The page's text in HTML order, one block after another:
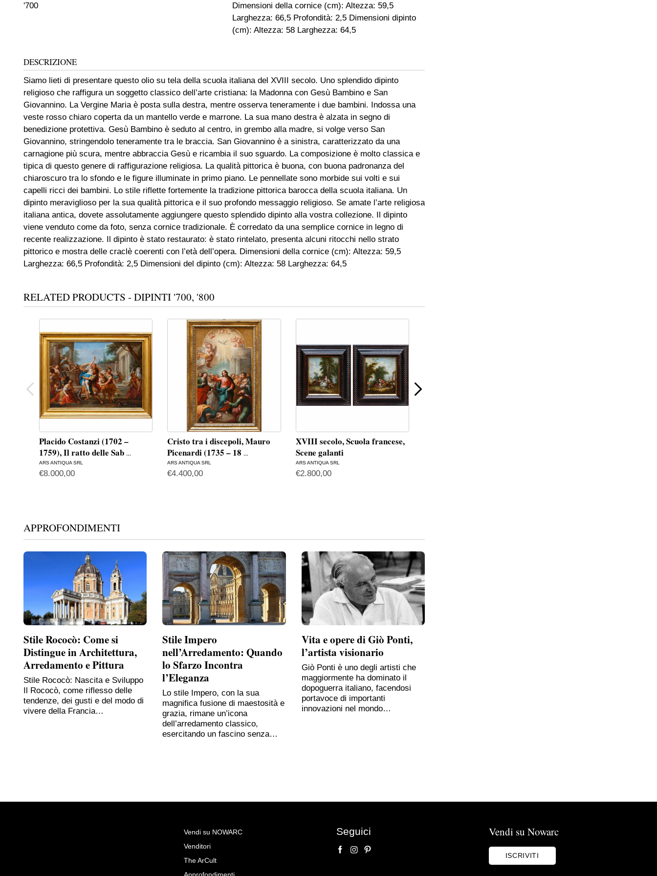
'700
Dimensioni della cornice (cm): Altezza: 59,5
Larghezza: 66,5 Profondità: 2,5 Dimensioni dipinto
(cm): Altezza: 58 Larghezza: 64,5
DESCRIZIONE
Siamo lieti di presentare questo olio su tela della scuola italiana del XVIII secolo. Uno splendido dipinto
religioso che raffigura un soggetto classico dell’arte cristiana: la Madonna con Gesù Bambino e San
Giovannino. La Vergine Maria è posta sulla destra, mentre osserva teneramente i due bambini. Indossa una
veste rosso chiaro coperta da un mantello verde e marrone. La sua mano destra è alzata in segno di
benedizione protettiva. Gesù Bambino è seduto al centro, in grembo alla madre, si volge verso San
Giovannino, stringendolo teneramente tra le braccia. San Giovannino è a sinistra, caratterizzato da una
carnagione più scura, mentre abbraccia Gesù e ricambia il suo sguardo. La composizione è molto classica e
tipica di questo genere di raffigurazione religiosa. La qualità pittorica è buona, con buona padronanza del
chiaroscuro tra lo sfondo e le figure illuminate in primo piano. Le pennellate sono morbide sui volti e sui
capelli ricci dei bambini. Lo stile riflette fortemente la tradizione pittorica barocca della scuola italiana. Un
dipinto meraviglioso per la sua qualità pittorica e il suo profondo messaggio religioso. Se amate l’arte religiosa
italiana antica, dovete assolutamente aggiungere questo splendido dipinto alla vostra collezione. Il dipinto
viene venduto come da foto, senza cornice tradizionale. È corredato da una semplice cornice in legno di
recente realizzazione. Il dipinto è stato restaurato: è stato rintelato, presenta alcuni ritocchi nello strato
pittorico e mostra delle craclè coerenti con l’età dell’opera. Dimensioni della cornice (cm): Altezza: 59,5
Larghezza: 66,5 Profondità: 2,5 Dimensioni del dipinto (cm): Altezza: 58 Larghezza: 64,5
RELATED PRODUCTS - DIPINTI '700, '800
Placido Costanzi (1702 –
1759), Il ratto delle Sab …
ARS ANTIQUA SRL
€8.000,00
Cristo tra i discepoli, Mauro
Picenardi (1735 – 18 …
ARS ANTIQUA SRL
€4.400,00
XVIII secolo, Scuola francese,
Scene galanti
ARS ANTIQUA SRL
€2.800,00
APPROFONDIMENTI
Stile Rococò: Come si
Distingue in Architettura,
Arredamento e Pittura
Stile Rococò: Nascita e Sviluppo
Il Rococò, come riflesso delle
tendenze, dei gusti e del modo di
vivere della Francia…
Stile Impero
nell’Arredamento: Quando
lo Sfarzo Incontra
l’Eleganza
Lo stile Impero, con la sua
magnifica fusione di maestosità e
grazia, rimane un’icona
dell’arredamento classico,
esercitando un fascino senza…
Vita e opere di Giò Ponti,
l’artista visionario
Giò Ponti è uno degli artisti che
maggiormente ha dominato il
dopoguerra italiano, facendosi
portavoce di importanti
innovazioni nel mondo…
Richiedi Maggiori Info su
Dipinto olio su tela secolo XVIII, Madonna con
Vendi su NOWARC
Venditori
The ArCult
Seguici Vendi su Nowarc
ISCRIVITI